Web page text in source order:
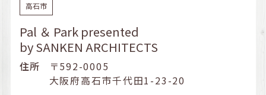
高石市
Pal ＆ Park presented
by SANKEN ARCHITECTS
住所
〒592-0005
大阪府高石市千代田1-23-20